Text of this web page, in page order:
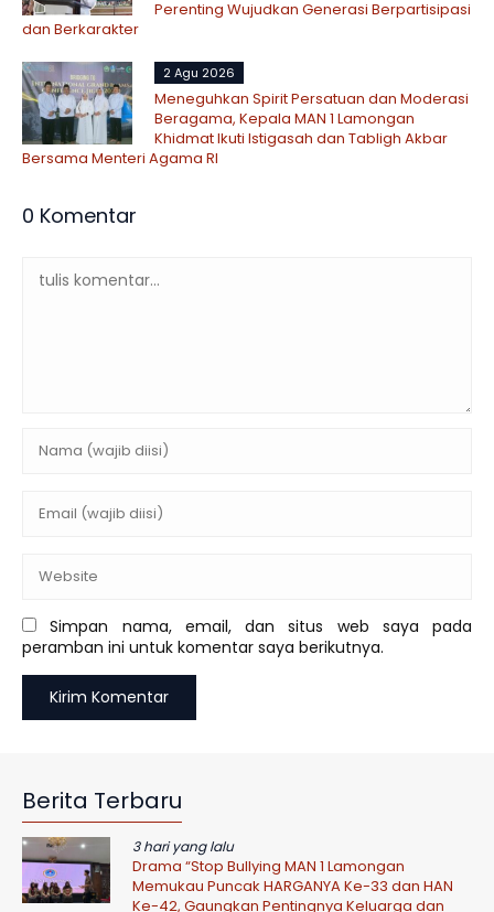
Perenting Wujudkan Generasi Berpartisipasi
dan Berkarakter
2 Agu 2026
Meneguhkan Spirit Persatuan dan Moderasi
Beragama, Kepala MAN 1 Lamongan
Khidmat Ikuti Istigasah dan Tabligh Akbar
Bersama Menteri Agama RI
0 Komentar
Simpan nama, email, dan situs web saya pada
peramban ini untuk komentar saya berikutnya.
Berita Terbaru
3 hari yang lalu
Drama “Stop Bullying MAN 1 Lamongan
Memukau Puncak HARGANYA Ke-33 dan HAN
Ke-42, Gaungkan Pentingnya Keluarga dan